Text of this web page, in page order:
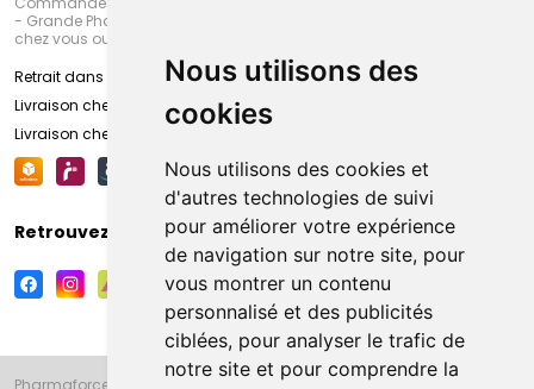
Nous utilisons des
cookies
Nous utilisons des cookies et
d'autres technologies de suivi
pour améliorer votre expérience
de navigation sur notre site, pour
vous montrer un contenu
personnalisé et des publicités
ciblées, pour analyser le trafic de
notre site et pour comprendre la
- Grande Pharmacie d’Amiens (Fachon) ou recevez-là rapidement
chez vous ou en point retrait
Retrait dans la pharmacie d’Amiens
Livraison chez vous
Livraison chez votre commerçant
Retrouvez-nous sur vos réseaux sociaux
Pharmaforce.fr et la Grande Pharmacie d’Amiens vous souhaitent de